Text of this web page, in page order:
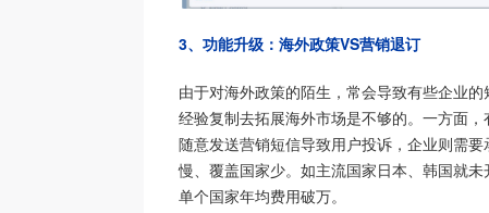
3、功能升级：海外政策VS营销退订
由于对海外政策的陌生，常会导致有些企业
经验复制去拓展海外市场是不够的。一方面
随意发送营销短信导致用户投诉，企业则需
慢、覆盖国家少。如主流国家日本、韩国就
单个国家年均费用破万。